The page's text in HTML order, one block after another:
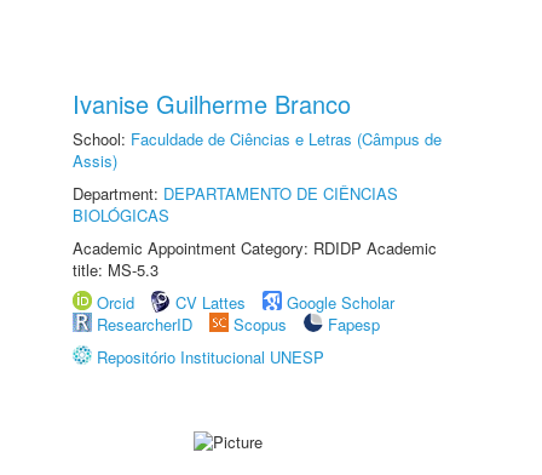
Ivanise Guilherme Branco
School: Faculdade de Ciências e Letras (Câmpus de
Assis)
Department: DEPARTAMENTO DE CIÊNCIAS
BIOLÓGICAS
Academic Appointment Category: RDIDP Academic
title: MS-5.3
Orcid
CV Lattes
Google Scholar
ResearcherID
Scopus
Fapesp
Repositório Institucional UNESP